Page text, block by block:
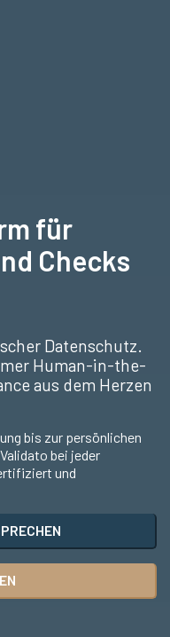
für
Checks
Datenschutz.
Human-in-the-
aus dem Herzen
bis zur persönlichen
bei jeder
und